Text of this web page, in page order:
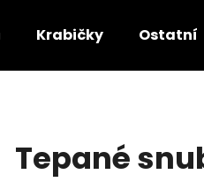
Krabičky Ostatní
Tepané
HLEDAT